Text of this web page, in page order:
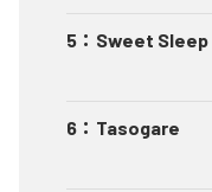
5 ： Sweet Sleep
6 ： Tasogare